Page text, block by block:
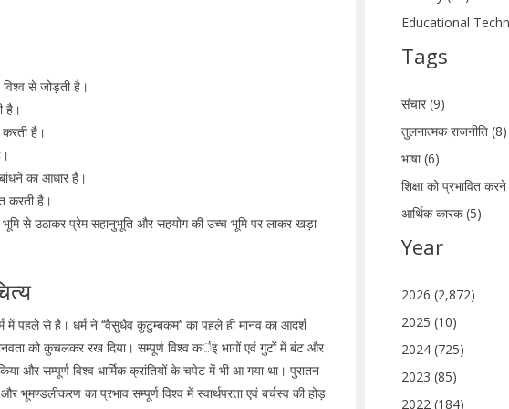
विश्व से जोड़ती है।
है।
है।
का आधार है।
करती है।
से उठाकर प्रेम सहानुभूति और सहयोग की उच्च भूमि पर लाकर खड़ा
में पहले से है। धर्म ने ‘‘वैसुधैव कुटुम्बकम’’ का पहले ही मानव का आदर्श
को कुचलकर रख दिया। सम्पूर्ण विश्व कर्इ भागों एवं गुटों में बंट और
और सम्पूर्ण विश्व धार्मिक क्रांतियों के चपेट में भी आ गया था। पुरातन
भूमण्डलीकरण का प्रभाव सम्पूर्ण विश्व में स्वार्थपरता एवं बर्चस्व की होड़
Educational
Tags
संचार (9)
तुलनात्मक राजनीति (8)
भाषा (6)
शिक्षा को प्रभावित
आर्थिक कारक (5)
Year
2026 (2,872)
2025 (10)
2024 (725)
2023 (85)
2022 (184)